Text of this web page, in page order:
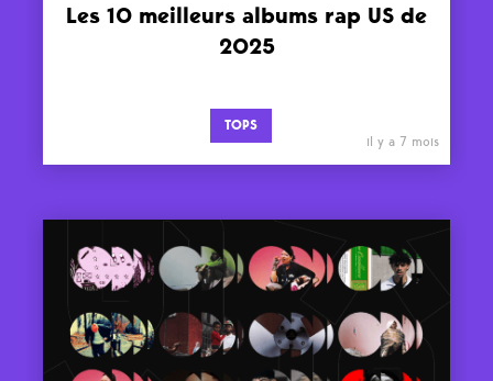
Les 10 meilleurs albums rap US de
2025
TOPS
il y a 7 mois